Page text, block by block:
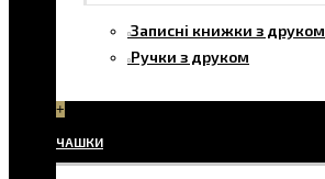
Записні книжки з друком
Ручки з друком
+
ЧАШКИ